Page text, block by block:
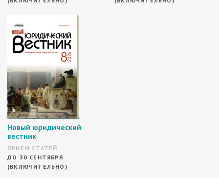
Новый юридический
вестник
ПРИЕМ СТАТЕЙ
ДО 30 СЕНТЯБРЯ
(ВКЛЮЧИТЕЛЬНО)